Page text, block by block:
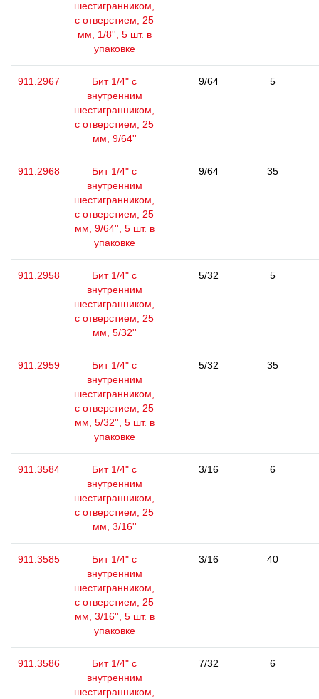
шестигранником,
с отверстием, 25
мм, 1/8'', 5 шт. в
упаковке
911.2967
Бит 1/4" с
внутренним
шестигранником,
с отверстием, 25
мм, 9/64''
9/64 5
911.2968
Бит 1/4" с
внутренним
шестигранником,
с отверстием, 25
мм, 9/64'', 5 шт. в
упаковке
9/64 35
911.2958
Бит 1/4" с
внутренним
шестигранником,
с отверстием, 25
мм, 5/32''
5/32 5
911.2959
Бит 1/4" с
внутренним
шестигранником,
с отверстием, 25
мм, 5/32'', 5 шт. в
упаковке
5/32 35
911.3584
Бит 1/4" с
внутренним
шестигранником,
с отверстием, 25
мм, 3/16''
3/16 6
911.3585
Бит 1/4" с
внутренним
шестигранником,
с отверстием, 25
мм, 3/16'', 5 шт. в
упаковке
3/16 40
911.3586
Бит 1/4" с
внутренним
шестигранником,
7/32 6